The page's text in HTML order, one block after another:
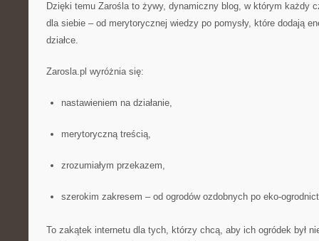
Dzięki temu Zarośla to żywy, dynamiczny blog, w którym każdy
dla siebie – od merytorycznej wiedzy po pomysły, które dodają
działce.
Zarosla.pl wyróżnia się:
nastawieniem na działanie,
merytoryczną treścią,
zrozumiałym przekazem,
szerokim zakresem – od ogrodów ozdobnych po eko-
To zakątek internetu dla tych, którzy chcą, aby ich ogródek był